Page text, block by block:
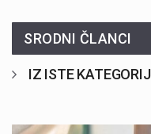
SRODNI ČLANCI
IZ ISTE